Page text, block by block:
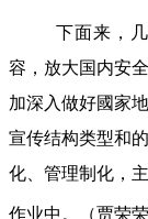
下面来，
容，放大国内安
加深入做好國家
宣传结构类型和
化、管理制化，
作业中。（贾荣荣